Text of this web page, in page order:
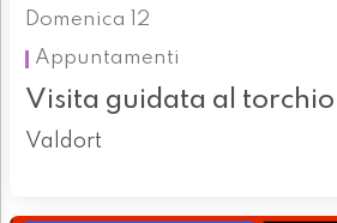
Domenica 12
Appuntamenti
Visita guidata al torchio
Valdort